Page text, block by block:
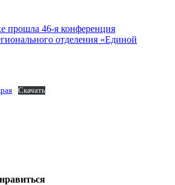
прошла 46-я конференция
отделения «Единой
Скачать